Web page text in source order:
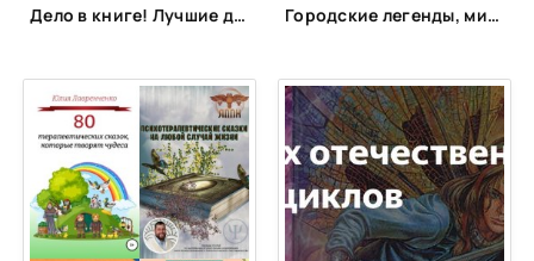
Дело в книге! Лучшие детективы для детей и подростков Городские легенды, мистические истории и всё о хтони